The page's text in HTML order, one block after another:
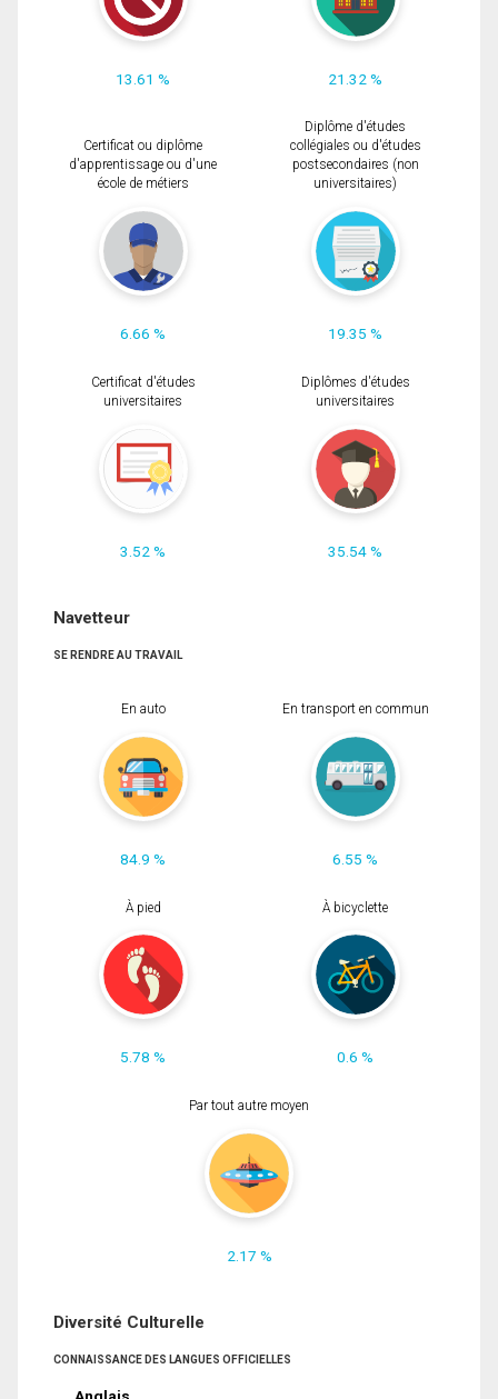
13.61 % 21.32 %
Certificat ou diplôme
d'apprentissage ou d'une
école de métiers
6.66 %
Diplôme d'études
collégiales ou d'études
postsecondaires (non
universitaires)
19.35 %
Certificat d'études
universitaires
3.52 %
Diplômes d'études
universitaires
35.54 %
Navetteur
SE RENDRE AU TRAVAIL
En auto
84.9 %
En transport en commun
6.55 %
À pied
5.78 %
À bicyclette
0.6 %
Par tout autre moyen
2.17 %
Diversité Culturelle
CONNAISSANCE DES LANGUES OFFICIELLES
Anglais